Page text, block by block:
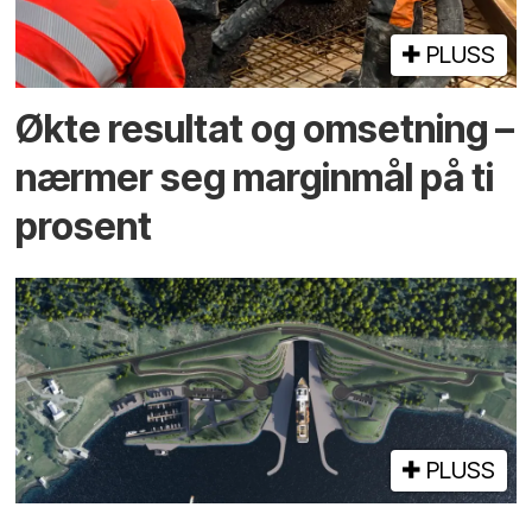
PLUSS
Økte resultat og omsetning –
nærmer seg marginmål på ti
prosent
PLUSS